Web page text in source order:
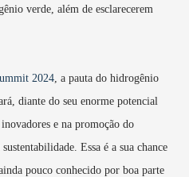
verde, além de esclarecerem
2024 , a pauta do hidrogênio
diante do seu enorme potencial
e na promoção do
Essa é a sua chance
pouco conhecido por boa parte